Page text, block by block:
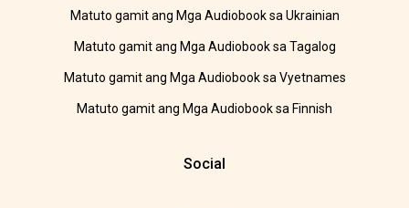
Matuto gamit ang Mga Audiobook sa Ukrainian
Matuto gamit ang Mga Audiobook sa Tagalog
Matuto gamit ang Mga Audiobook sa Vyetnames
Matuto gamit ang Mga Audiobook sa Finnish
Social